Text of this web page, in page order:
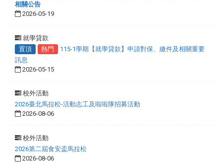
相關公告
2026-05-19
就學貸款
置頂
熱門
115-1學期【就學貸款】申請對保、繳件及相關重要
訊息
2026-05-15
校外活動
2026臺北馬拉松-活動志工及啦啦隊招募活動
2026-08-06
校外活動
2026第二屆食安盃馬拉松
2026-08-06